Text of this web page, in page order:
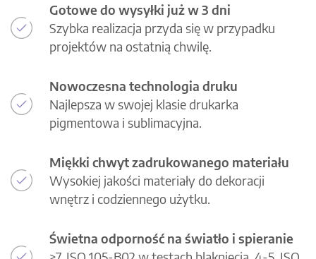
Gotowe do wysyłki już w 3 dni
Szybka realizacja przyda się w przypadku
projektów na ostatnią chwilę.
Nowoczesna technologia druku
Najlepsza w swojej klasie drukarka
pigmentowa i sublimacyjna.
Miękki chwyt zadrukowanego materiału
Wysokiej jakości materiały do dekoracji
wnętrz i codziennego użytku.
Świetna odporność na światło i spieranie